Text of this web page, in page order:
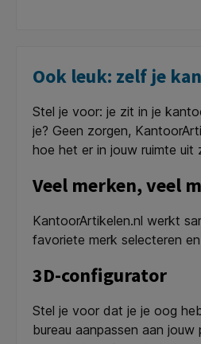
Ook leuk: zelf je
Stel je voor: je zit in je
je? Geen zorgen,
hoe het er in jouw ruimte uit
Veel merken, veel
KantoorArtikelen.nl werkt
favoriete merk selecteren
3D-configurator
Stel je voor dat je je oog
bureau aanpassen aan